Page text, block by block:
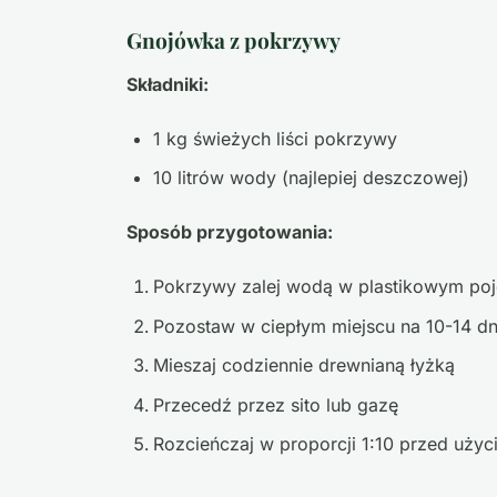
Gnojówka z pokrzywy
Składniki:
1 kg świeżych liści pokrzywy
10 litrów wody (najlepiej deszczowej)
Sposób przygotowania:
Pokrzywy zalej wodą w plastikowym
Pozostaw w ciepłym miejscu na 10-14
Mieszaj codziennie drewnianą łyżką
Przecedź przez sito lub gazę
Rozcieńczaj w proporcji 1:10 przed